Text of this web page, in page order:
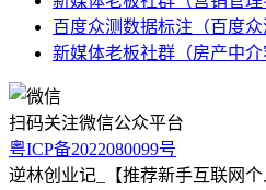
百度众测数据标注（百度众
新媒体老板社群（房产中介
扫码关注微信公众平台
粤ICP备2022080099号
逆林创业记_【推荐新手互联网